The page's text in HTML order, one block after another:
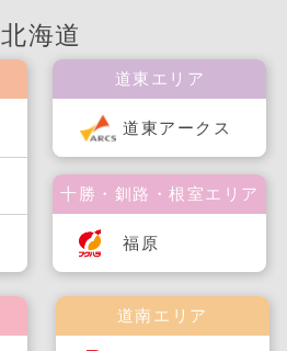
北海道
道南エリア
道東エリア
道東アークス
十勝・釧路・根室エリア
福原